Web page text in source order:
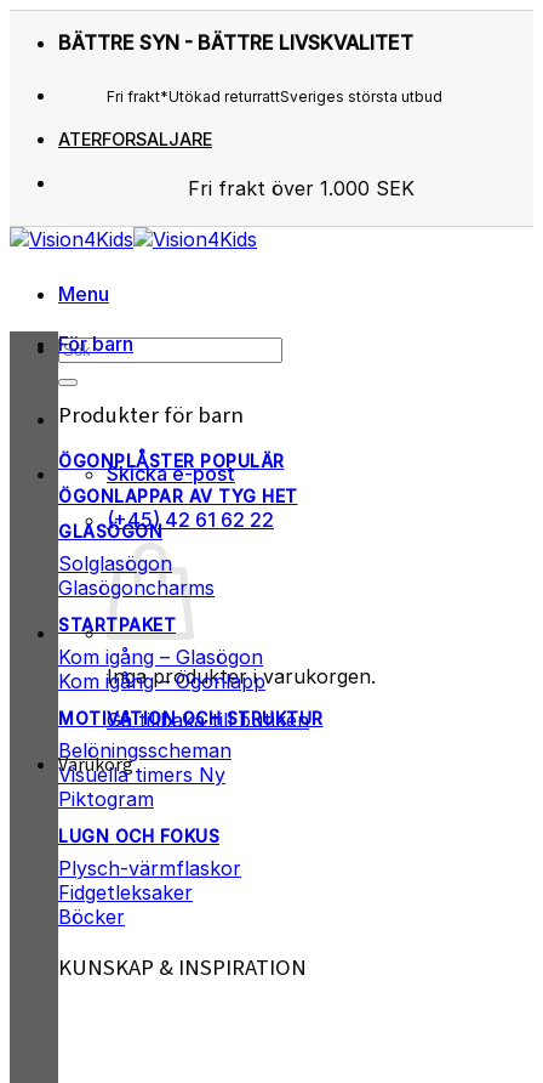
BÄTTRE SYN - BÄTTRE LIVSKVALITET
Fri frakt*Utökad returrattSveriges största utbud
ATERFORSALJARE
Fri frakt över 1.000 SEK
Kunderna älskar oss
Utökad returratt
Sveriges största utbud
Menu
Sök
Skicka e-post
(+45) 42 61 62 22
Inga produkter i varukorgen.
Gå tillbaka till butiken
Varukorg
För barn
Produkter för barn
ÖGONPLÅSTER
ÖGONLAPPAR AV TYG
GLASÖGON
Solglasögon
Glasögoncharms
STARTPAKET
Kom igång – Glasögon
Kom igång – Ögonlapp
MOTIVATION OCH STRUKTUR
Belöningsscheman
Visuella timers
Piktogram
LUGN OCH FOKUS
Plysch-värmflaskor
Fidgetleksaker
Böcker
KUNSKAP & INSPIRATION